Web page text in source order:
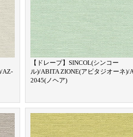
AZ-
【ドレープ】SINCOL(シンコー
ル)/ABITA ZIONE(アビタジオーネ)/
2045(ノヘア)